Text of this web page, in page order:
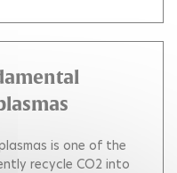
is one of the
recycle CO2 into